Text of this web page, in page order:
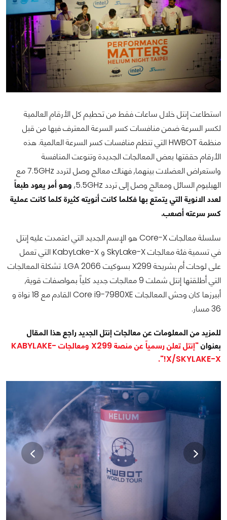
استطاعت إنتل خلال ساعات فقط من تحطيم كل الأرقام العالمية
لكسر السرعة ضمن منافسات كسر السرعة المعترف فيها من قبل
منظمة HWBOT التي تنظم منافسات كسر السرعة العالمية. هذه
الأرقام حققتها بعض المعالجات الجديدة وتنوعت المنافسة
واستعراض العضلات بينهما, فهناك معالج وصل لتردد 7.5GHz مع
الهيليوم السائل ومعالج وصل إلى تردد 5.5GHz,
وهو أمر يعود طبعاً
لعدد الانوية التي يتمتع بها فكلما كانت أنويته كثيرة كلما كانت عملية
كسر سرعته أصعب.
سلسلة معالجات Core-X هو الإسم الجديد التي اعتمدت عليه إنتل
في تسمية فئة معالجات SkyLake-X و KabyLake-X التي تعمل
على لوحات أم بشريحة X299 بسوكيت LGA 2066. تشكلة المعالجات
التي أطلقتها إنتل شملت 9 معالجات جديد كلياً بمواصفات قوية,
أببرزها كان وحش المعالجات Core i9-7980XE القادم مع 18 نواة و
36 مسار.
للمزيد من المعلومات عن معالجات إنتل الجديد راجع هذا المقال
بعنوان
"إنتل تعلن رسمياً عن منصة X299 ومعالجات KABYLAKE-
X/SKYLAKE-X!".